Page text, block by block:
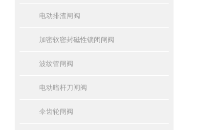
电动排渣闸阀
加密软密封磁性锁闭闸阀
波纹管闸阀
电动暗杆刀闸阀
伞齿轮闸阀